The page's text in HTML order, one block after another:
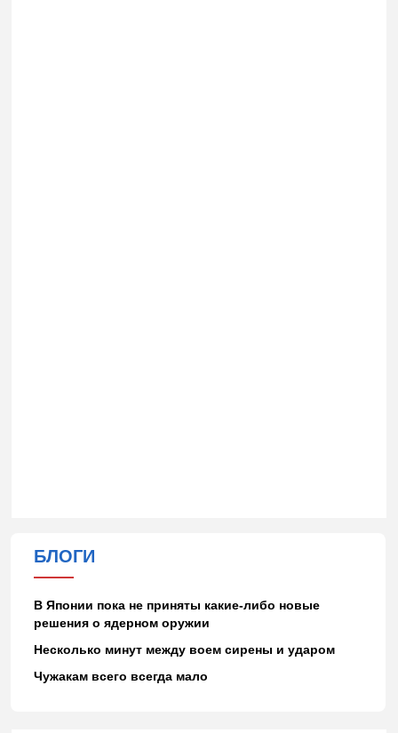
БЛОГИ
В Японии пока не приняты какие-либо новые
решения о ядерном оружии
Несколько минут между воем сирены и ударом
Чужакам всего всегда мало